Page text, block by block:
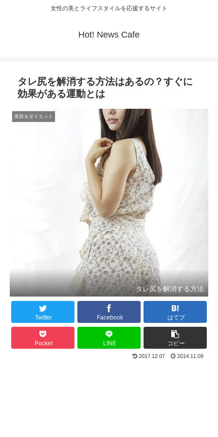
女性の美とライフスタイルを応援するサイト
Hot! News Cafe
タレ尻を解消する方法はあるの？すぐに
効果がある運動とは
美容＆ダイエット
タレ尻を解消する方法
Twitter Facebook はてブ
Pocket LINE コピー
2017.12.07 2014.11.09